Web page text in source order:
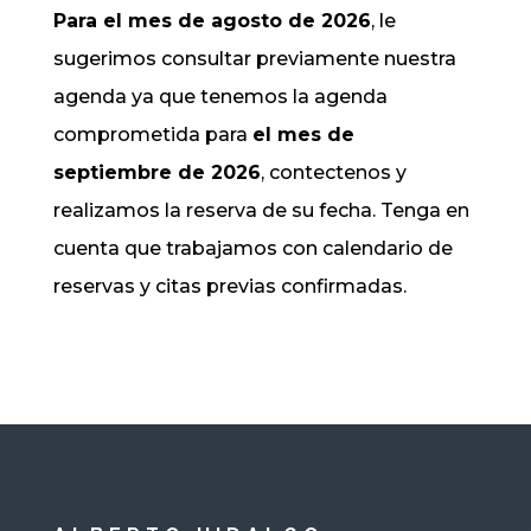
Para el mes de agosto de 2026, le
sugerimos consultar previamente nuestra
agenda ya que tenemos la agenda
comprometida para el mes de
septiembre de 2026, contectenos y
realizamos la reserva de su fecha. Tenga en
cuenta que trabajamos con calendario de
reservas y citas previas confirmadas.